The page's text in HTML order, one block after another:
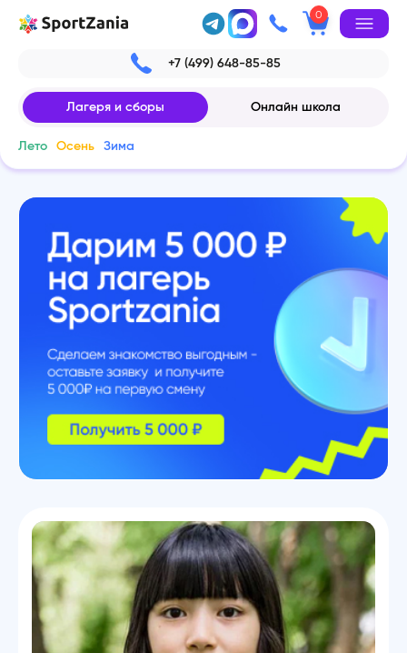
0
+7 (499) 648-85-85
Лагеря и сборы Онлайн школа
Лето Осень Зима